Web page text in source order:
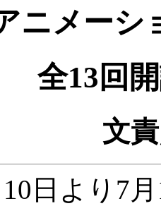
ニメー
全13回
文
日より7